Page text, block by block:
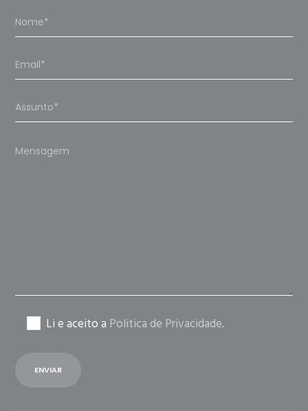
Please
Li e aceito a Politica de Privacidade.